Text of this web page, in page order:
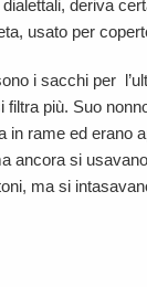
deriva
usato per
i sacchi per
più. Suo
in rame ed erano
ancora si
ma si